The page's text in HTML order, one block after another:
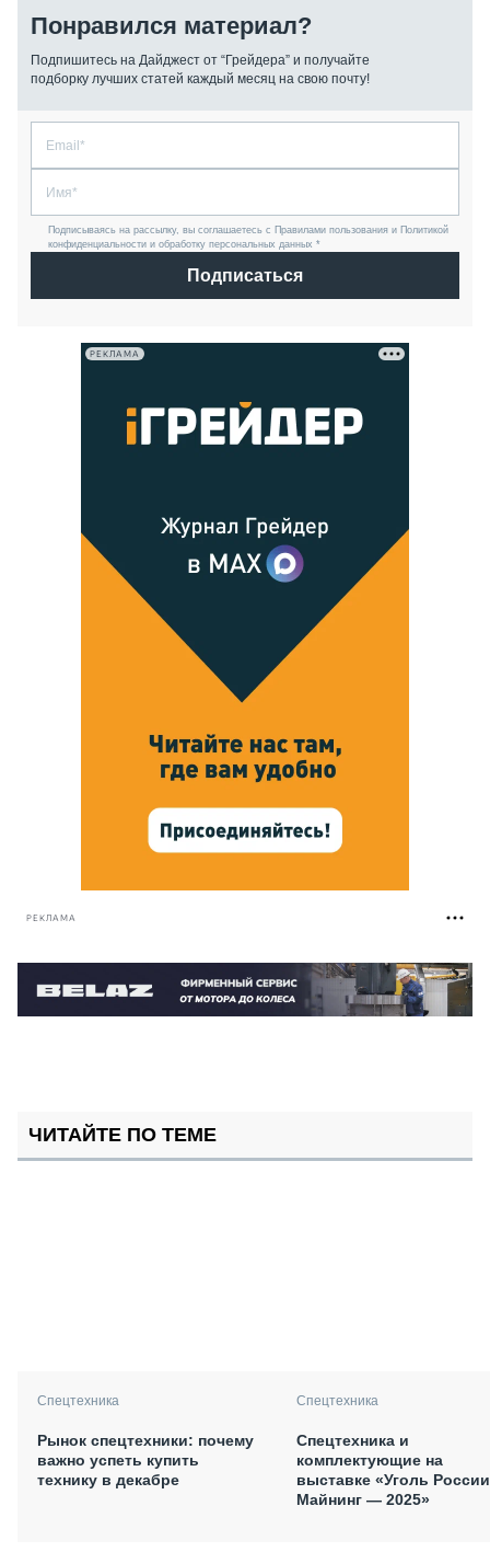
Понравился материал?
Подпишитесь на Дайджест от “Грейдера” и получайте
подборку лучших статей каждый месяц на свою почту!
Подписываясь на рассылку, вы соглашаетесь с Правилами пользования и Политикой
конфиденциальности и обработку персональных данных *
Подписаться
РЕКЛАМА
РЕКЛАМА
ЧИТАЙТЕ ПО ТЕМЕ
Спецтехника
Рынок спецтехники: почему
важно успеть купить
технику в декабре
Спецтехника
Спецтехника и
комплектующие на
выставке «Уголь
Майнинг — 2025»